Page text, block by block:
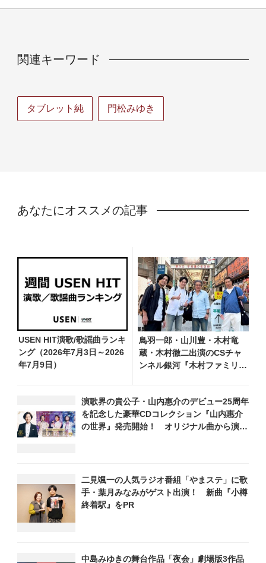
関連キーワード
タブレット純 門松みゆき
あなたにオススメの記事
USEN HIT演歌/歌謡曲ランキ
ング（2026年7月3日～2026
年7月9日）
鳥羽一郎・山川豊・木村竜
蔵・木村徹二出演のCSチャ
ンネル銀河『木村ファミリー
放送回の収録の模様を密着レ
ポート！
演歌界の貴公子・山内惠介のデビュー25周年
を記念した豪華CDコレクション『山内惠介
の世界』発売開始！ オリジナル曲から演
二見颯一の人気ラジオ番組「やまステ」に歌
手・葉月みなみがゲスト出演！ 新曲『小樽
終着駅』をPR
中島みゆきの舞台作品「夜会」劇場版3作品